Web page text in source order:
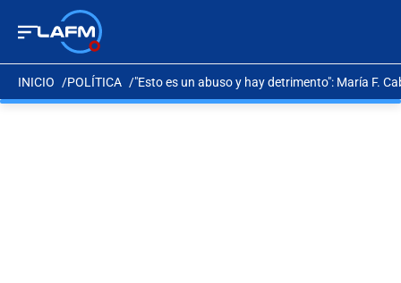
INICIO POLÍTICA "Esto es un abuso y hay detrimento": María F.